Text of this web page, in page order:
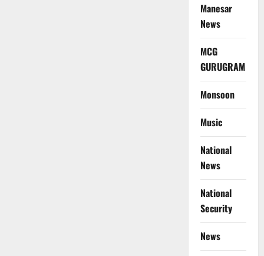
Manesar
News
MCG
GURUGRAM
Monsoon
Music
National
News
National
Security
News